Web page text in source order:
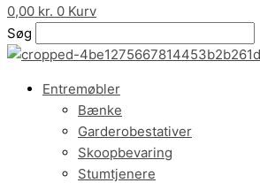
0,00 kr. 0 Kurv
Søg
Entremøbler
Bænke
Garderobestativer
Skoopbevaring
Stumtjenere